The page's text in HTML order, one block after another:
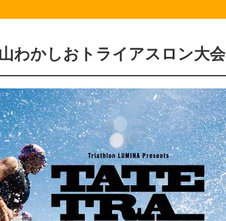
わかしおトライアスロン大会